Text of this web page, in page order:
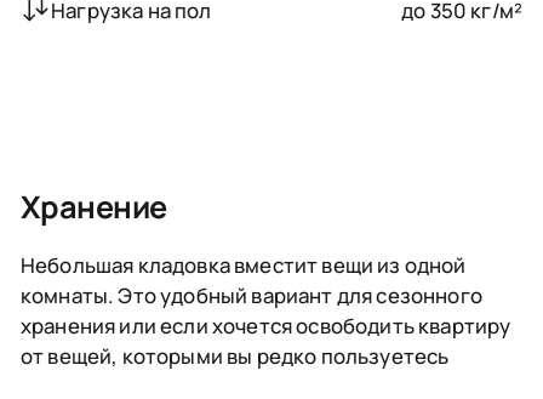
Нагрузка на пол
до 350 кг/м²
Хранение
Небольшая кладовка вместит вещи из одной
комнаты. Это удобный вариант для сезонного
хранения или если хочется освободить квартиру
от вещей, которыми вы редко пользуетесь